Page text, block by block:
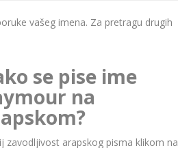
vašeg imena. Za pretragu drugih
se pise ime
na
zavodljivost arapskog pisma klikom na